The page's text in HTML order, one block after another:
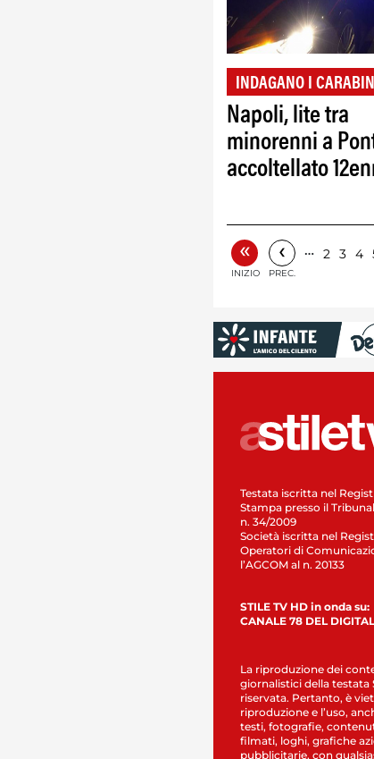
INDAGANO I
Napoli, lite tra
minorenni a
accoltellato
«
INIZIO
‹
PREC.
… 2 3 4
Testata iscritta nel
Stampa presso il
n. 34/2009
Società iscritta nel
Operatori di
l’AGCOM al n. 20133
STILE TV HD in onda su:
CANALE 78 DEL
La riproduzione dei
giornalistici della testata
riservata. Pertanto, è
riproduzione e l’uso,
testi, fotografie,
filmati, loghi, grafiche
pubblicitarie, con